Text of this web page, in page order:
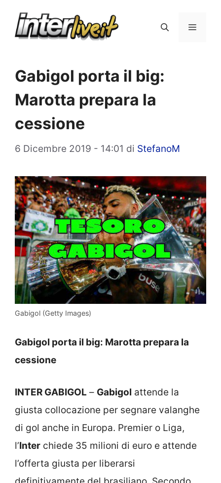
Menu
Gabigol porta il big:
Marotta prepara la
cessione
6 Dicembre 2019 - 14:01 di StefanoM
Gabigol (Getty Images)
Gabigol porta il big: Marotta prepara la
cessione
INTER GABIGOL – Gabigol attende la
giusta collocazione per segnare valanghe
di gol anche in Europa. Premier o Liga,
l’Inter chiede 35 milioni di euro e attende
l’offerta giusta per liberarsi